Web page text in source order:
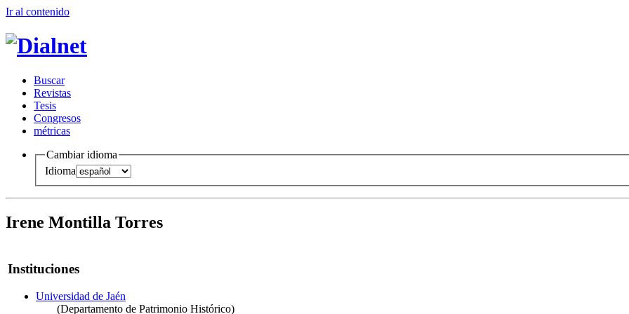
Ir al contenido
Buscar
Revistas
Tesis
Congresos
métricas
Cambiar idioma
Idioma
Irene Montilla Torres
Instituciones
Universidad de Jaén
(Departamento de Patrimonio Histórico)